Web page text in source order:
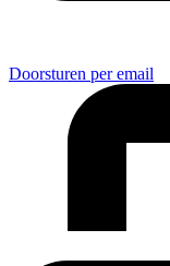
Doorsturen per email